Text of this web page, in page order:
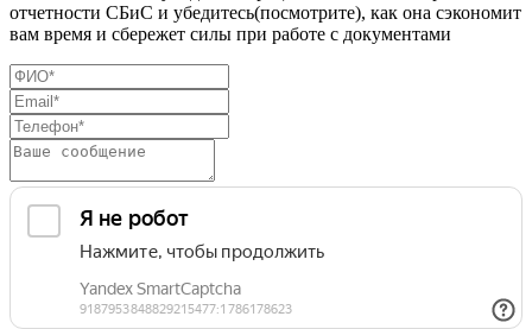
отчетности СБиС и убедитесь(посмотрите), как она сэкономит
вам время и сбережет силы при работе с документами